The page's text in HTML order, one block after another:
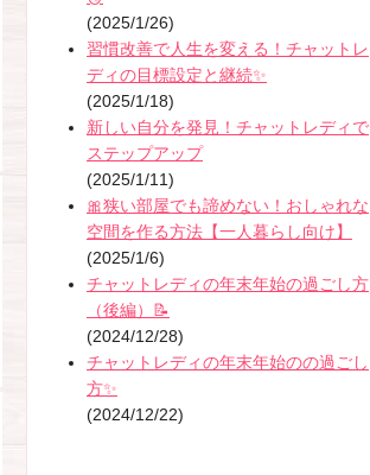
(2025/1/26)
習慣改善で人生を変える！チャットレ
ディの目標設定と継続✨
(2025/1/18)
新しい自分を発見！チャットレディで
ステップアップ
(2025/1/11)
🎀狭い部屋でも諦めない！おしゃれな
空間を作る方法【一人暮らし向け】
(2025/1/6)
チャットレディの年末年始の過ごし方
（後編）📝
(2024/12/28)
チャットレディの年末年始のの過ごし
方✨
(2024/12/22)